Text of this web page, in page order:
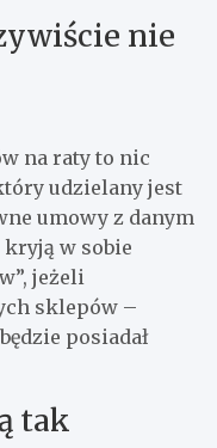
nie
na raty to nic
udzielany jest
umowy z danym
w sobie
jeżeli
sklepów –
posiadał
tak